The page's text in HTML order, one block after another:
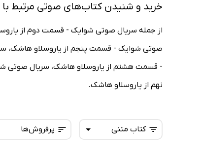
خرید و شنیدن کتاب‌های صوتی مرتبط با Jaroslav Hasek
از جمله سریال صوتی شوایک - قسمت دوم از
صوتی شوایک - قسمت پنجم از یاروسلاو هاشک،
- قسمت هشتم از یاروسلاو هاشک، سریال صوتی
نهم از یاروسلاو هاشک.
پرفروش‌ها کتاب متنی